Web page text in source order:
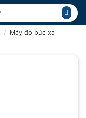
/ Máy đo bức xạ